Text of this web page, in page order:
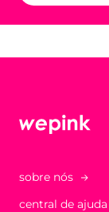
sobre nós
central de ajuda